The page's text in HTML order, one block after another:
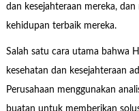
dan kesejahteraan mereka,
kehidupan terbaik mereka.
Salah satu cara utama bahwa
kesehatan dan kesejahteraan
Perusahaan menggunakan